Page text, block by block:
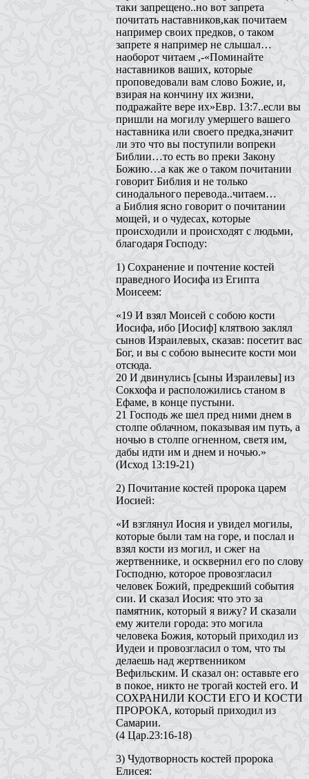
таки запрещено..но вот запрета
почитать наставников,как почитаем
например своих предков, о таком
запрете я например не слышал…
наоборот читаем ,-«Поминайте
наставников ваших, которые
проповедовали вам слово Божие, и,
взирая на кончину их жизни,
подражайте вере их»Евр. 13:7..если вы
пришли на могилу умершего вашего
наставника или своего предка,значит
ли это что вы поступили вопреки
Библии…то есть во преки Закону
Божию…а как же о таком почитании
говорит Библия и не только
синодального перевода..читаем…
а Библия ясно говорит о почитании
мощей, и о чудесах, которые
происходили и происходят с людьми,
благодаря Господу:
1) Сохранение и почтение костей
праведного Иосифа из Египта
Моисеем:
«19 И взял Моисей с собою кости
Иосифа, ибо [Иосиф] клятвою заклял
сынов Израилевых, сказав: посетит вас
Бог, и вы с собою вынесите кости мои
отсюда.
20 И двинулись [сыны Израилевы] из
Сокхофа и расположились станом в
Ефаме, в конце пустыни.
21 Господь же шел пред ними днем в
столпе облачном, показывая им путь, а
ночью в столпе огненном, светя им,
дабы идти им и днем и ночью.»
(Исход 13:19-21)
2) Почитание костей пророка царем
Иосией:
«И взглянул Иосия и увидел могилы,
которые были там на горе, и послал и
взял кости из могил, и сжег на
жертвеннике, и осквернил его по слову
Господню, которое провозгласил
человек Божий, предрекший события
сии. И сказал Иосия: что это за
памятник, который я вижу? И сказали
ему жители города: это могила
человека Божия, который приходил из
Иудеи и провозгласил о том, что ты
делаешь над жертвенником
Вефильским. И сказал он: оставьте его
в покое, никто не трогай костей его. И
СОХРАНИЛИ КОСТИ ЕГО И КОСТИ
ПРОРОКА, который приходил из
Самарии.
(4 Цар.23:16-18)
3) Чудотворность костей пророка
Елисея: